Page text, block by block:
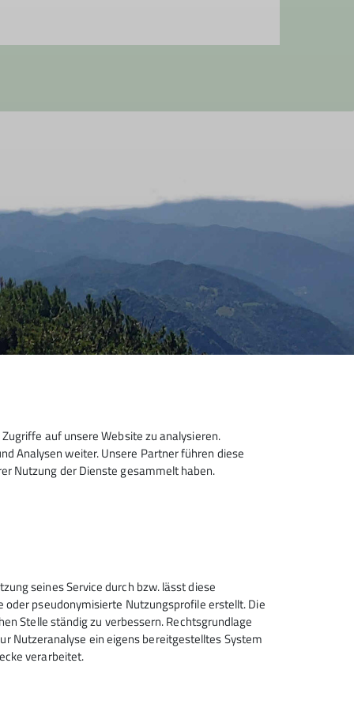
Sektion Hanau des Deutschen
Alpenvereins e.V.
Krämerstr. 8
63450 Hanau
auf unsere Website zu analysieren.
Analysen weiter. Unsere Partner führen diese
Nutzung der Dienste gesammelt haben.
seines Service durch bzw. lässt diese
pseudonymisierte Nutzungsprofile erstellt. Die
Stelle ständig zu verbessern. Rechtsgrundlage
Nutzeranalyse ein eigens bereitgestelltes System
verarbeitet.